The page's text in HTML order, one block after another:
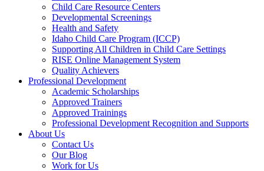
Child Care Resource Centers
Developmental Screenings
Health and Safety
Idaho Child Care Program (ICCP)
Supporting All Children in Child Care Settings
RISE Online Management System
Quality Achievers
Professional Development
Academic Scholarships
Approved Trainers
Approved Trainings
Professional Development Recognition and Supports
About Us
Contact Us
Our Blog
Work for Us